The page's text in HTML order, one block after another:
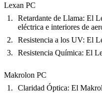
Lexan PC
Retardante de Llama: El
eléctrica e interiores de
Resistencia a los UV: El
Resistencia Química: El
Makrolon PC
Claridad Óptica: El